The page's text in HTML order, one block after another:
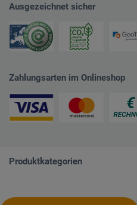
Ausgezeichnet sicher
Zahlungsarten im Onlineshop
Produktkategorien